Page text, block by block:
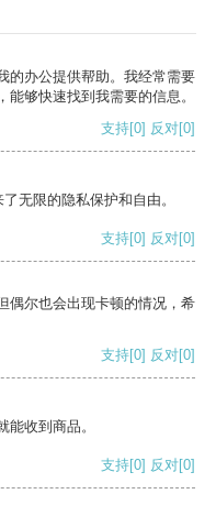
的办公提供帮助。我经常需要
够快速找到我需要的信息。
支持[0] 反对[0]
无限的隐私保护和自由。
支持[0] 反对[0]
偶尔也会出现卡顿的情况，希
支持[0] 反对[0]
收到商品。
支持[0] 反对[0]